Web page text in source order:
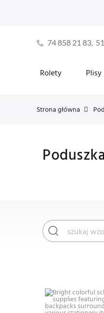
74 858 21 83,
Rolety Plisy
Strona główna